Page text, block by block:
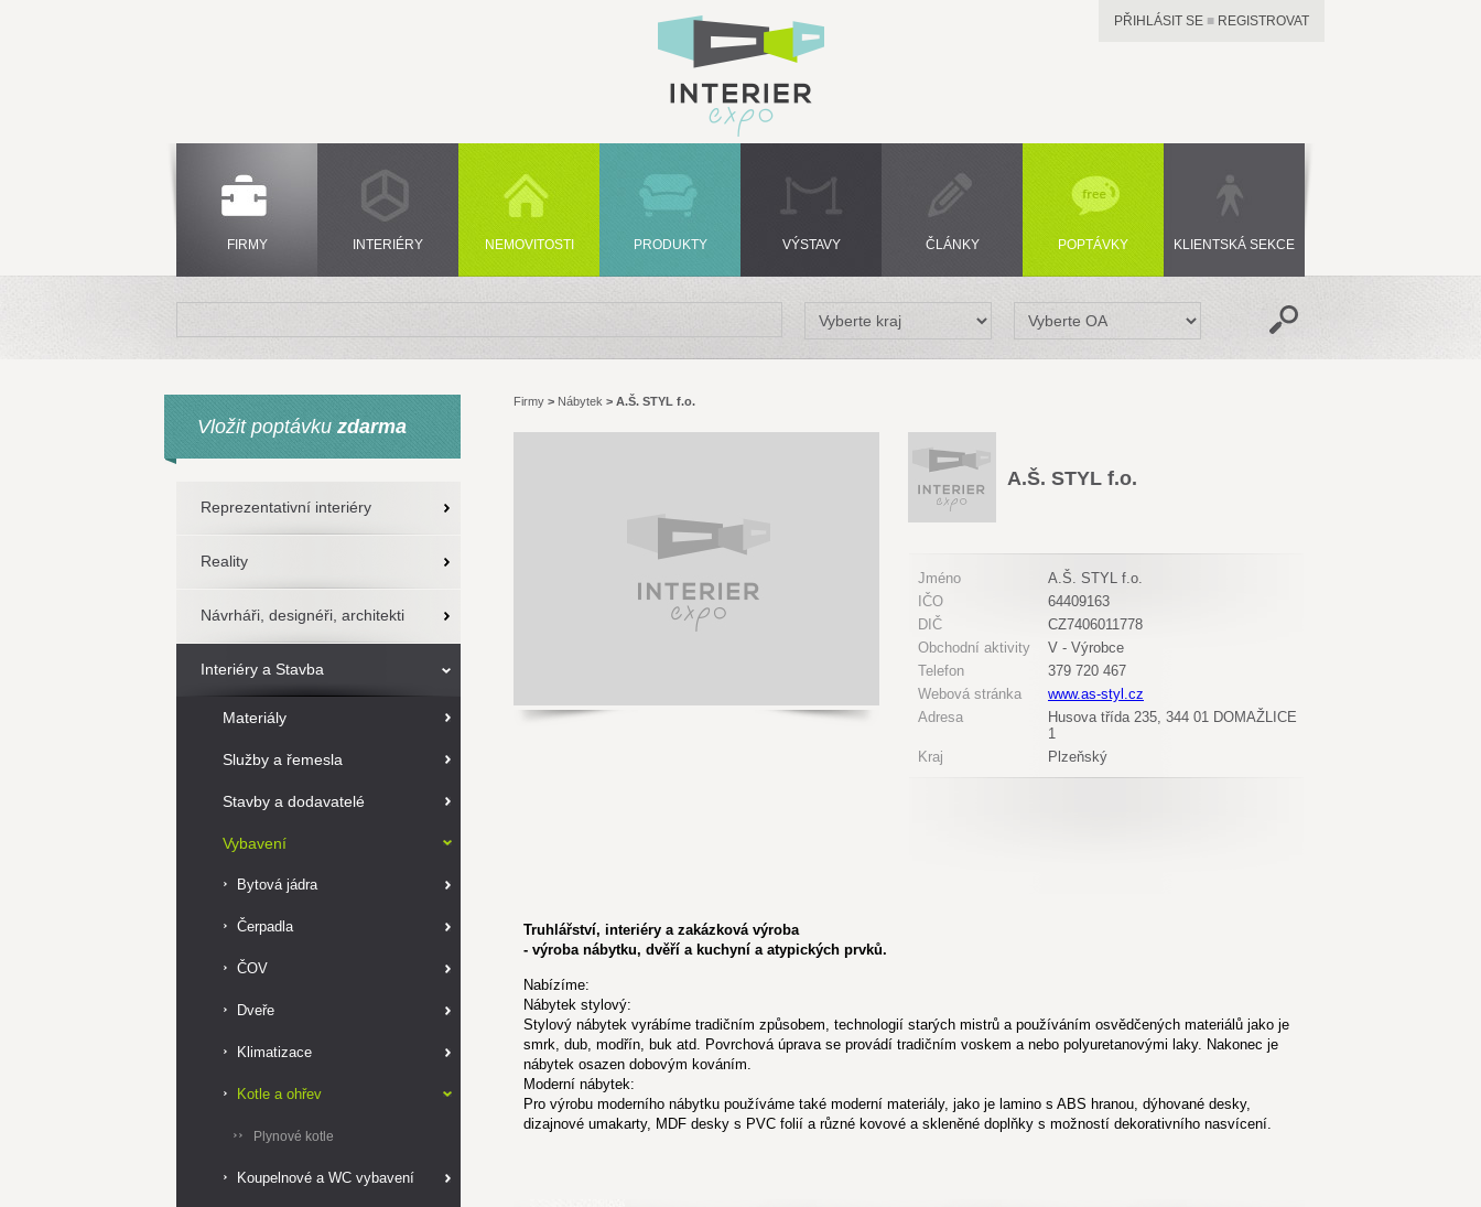
PŘIHLÁSIT SE ■ REGISTROVAT
FIRMY INTERIÉRY NEMOVITOSTI PRODUKTY VÝSTAVY ČLÁNKY POPTÁVKY KLIENTSKÁ SEKCE
Vložit poptávku zdarma
Reprezentativní interiéry
Reality
Návrháři, designéři, architekti
Interiéry a Stavba
Materiály
Služby a řemesla
Stavby a dodavatelé
Vybavení
Bytová jádra
Čerpadla
ČOV
Dveře
Klimatizace
Kotle a ohřev
Plynové kotle
Koupelnové a WC vybavení
Firmy > Nábytek > A.Š. STYL f.o.
A.Š. STYL f.o.
Jméno
A.Š. STYL f.o.
IČO
64409163
DIČ
CZ7406011778
Obchodní aktivity
V - Výrobce
Telefon
379 720 467
Webová stránka
www.as-styl.cz
Adresa
Husova třída 235, 344 01 DOMAŽLICE
1
Kraj
Plzeňský
Truhlářství, interiéry a zakázková výroba
- výroba nábytku, dvěří a kuchyní a atypických prvků.
Nabízíme:
Nábytek stylový:
Stylový nábytek vyrábíme tradičním způsobem, technologií starých mistrů a používáním osvědčených materiálů jako je
smrk, dub, modřín, buk atd. Povrchová úprava se provádí tradičním voskem a nebo polyuretanovými laky. Nakonec je
nábytek osazen dobovým kováním.
Moderní nábytek:
Pro výrobu moderního nábytku používáme také moderní materiály, jako je lamino s ABS hranou, dýhované desky,
dizajnové umakarty, MDF desky s PVC folií a různé kovové a skleněné doplňky s možností dekorativního nasvícení.